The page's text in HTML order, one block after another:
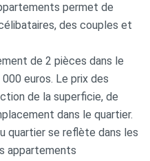
permet de
des couples et
de 2 pièces dans le
euros. Le prix des
de la superficie, de
dans le quartier.
quartier se reflète dans les
appartements